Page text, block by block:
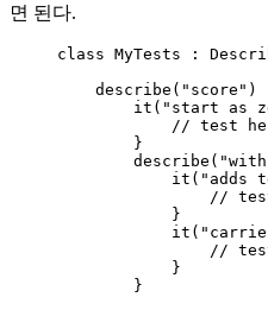
면 된다.
class MyTests :
describe ( "score" )
it ( "start as
// test
}
describe (
it ( "adds
//
}
it (
//
}
}